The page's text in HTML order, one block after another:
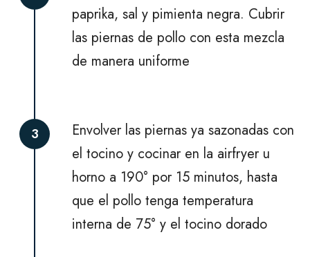
paprika, sal y pimienta negra. Cubrir
las piernas de pollo con esta mezcla
de manera uniforme
3
Envolver las piernas ya sazonadas con
el tocino y cocinar en la airfryer u
horno a 190° por 15 minutos, hasta
que el pollo tenga temperatura
interna de 75° y el tocino dorado